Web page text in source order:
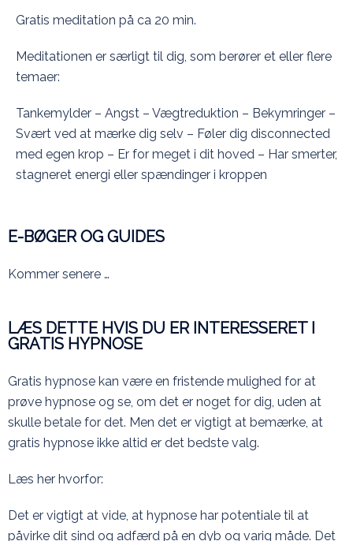
Gratis meditation på ca 20 min.
Meditationen er særligt til dig, som berører et eller flere
temaer:
Tankemylder – Angst – Vægtreduktion – Bekymringer –
Svært ved at mærke dig selv – Føler dig disconnected
med egen krop – Er for meget i dit hoved – Har smerter,
stagneret energi eller spændinger i kroppen
E-BØGER OG GUIDES
Kommer senere …
LÆS DETTE HVIS DU ER INTERESSERET I
GRATIS HYPNOSE
Gratis hypnose kan være en fristende mulighed for at
prøve hypnose og se, om det er noget for dig, uden at
skulle betale for det. Men det er vigtigt at bemærke, at
gratis hypnose ikke altid er det bedste valg.
Læs her hvorfor:
Det er vigtigt at vide, at hypnose har potentiale til at
påvirke dit sind og adfærd på en dyb og varig måde. Det